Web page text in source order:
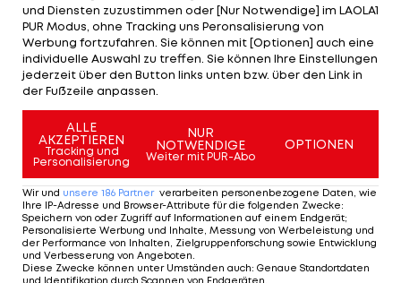
SV Werder Bremen-Hannover 96
SV Darmstadt 98 - SSV Jahn Regensburg
1. FC Heidenheim- SC Paderborn
FC St. Pauli -Holstein Kiel
1. FC Nürnberg - FC Erzgebirge Aue
SV Sandhausen - Fortuna Düsseldorf
Dynamo Dresden - FC Ingolstadt
FC Hansa Rostock - Karslruher SC
Der komplette Spielplan der 2. Bundesliga
2021/22 >>>
und Diensten zuzustimmen oder [Nur Notwendige] im LAOLA1
PUR Modus, ohne Tracking uns Peronsalisierung von
Werbung fortzufahren. Sie können mit [Optionen] auch eine
individuelle Auswahl zu treffen. Sie können Ihre Einstellungen
jederzeit über den Button links unten bzw. über den Link in
der Fußzeile anpassen.
ALLE
AKZEPTIEREN
Tracking und
Personalisierung
NUR
NOTWENDIGE
Weiter mit PUR-Abo
OPTIONEN
Wir und unsere 186 Partner verarbeiten personenbezogene Daten, wie
Ihre IP-Adresse und Browser-Attribute für die folgenden Zwecke:
Speichern von oder Zugriff auf Informationen auf einem Endgerät;
Personalisierte Werbung und Inhalte, Messung von Werbeleistung und
der Performance von Inhalten, Zielgruppenforschung sowie Entwicklung
und Verbesserung von Angeboten
Diese Zwecke können unter Umständen auch: Genaue Standortdaten
und Identifikation durch Scannen von Endgeräten